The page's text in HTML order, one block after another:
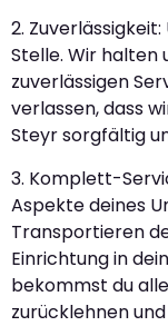
2.
Stelle. Wir halten
zuverlässigen
verlassen, dass
Steyr sorgfältig
3. Komplett-
Aspekte deines
Transportieren
Einrichtung in
bekommst du
zurücklehnen